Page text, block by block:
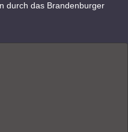
durch das Brandenburger